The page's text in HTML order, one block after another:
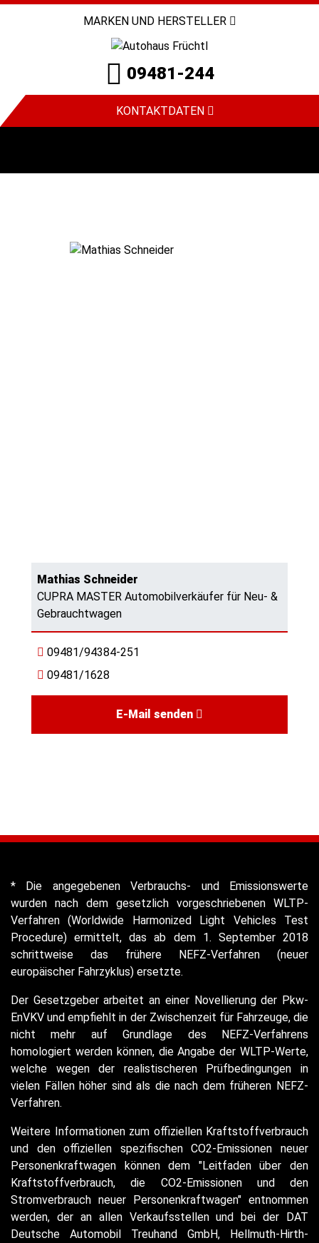
MARKEN UND HERSTELLER
09481-244
KONTAKTDATEN
Mathias Schneider
CUPRA MASTER Automobilverkäufer für Neu- &
Gebrauchtwagen
09481/94384-251
09481/1628
E-Mail senden
* Die angegebenen Verbrauchs- und Emissionswerte
wurden nach dem gesetzlich vorgeschriebenen WLTP-
Verfahren (Worldwide Harmonized Light Vehicles Test
Procedure) ermittelt, das ab dem 1. September 2018
schrittweise das frühere NEFZ-Verfahren (neuer
europäischer Fahrzyklus) ersetzte.
Der Gesetzgeber arbeitet an einer Novellierung der Pkw-
EnVKV und empfiehlt in der Zwischenzeit für Fahrzeuge, die
nicht mehr auf Grundlage des NEFZ-Verfahrens
homologiert werden können, die Angabe der WLTP-Werte,
welche wegen der realistischeren Prüfbedingungen in
vielen Fällen höher sind als die nach dem früheren NEFZ-
Verfahren.
Weitere Informationen zum offiziellen Kraftstoffverbrauch
und den offiziellen spezifischen CO2-Emissionen neuer
Personenkraftwagen können dem "Leitfaden über den
Kraftstoffverbrauch, die CO2-Emissionen und den
Stromverbrauch neuer Personenkraftwagen" entnommen
werden, der an allen Verkaufsstellen und bei der DAT
Deutsche Automobil Treuhand GmbH, Hellmuth-Hirth-